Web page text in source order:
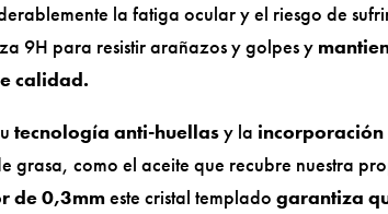
la fatiga ocular y el riesgo de
9H para resistir arañazos y golpes y
calidad.
tecnología anti-huellasy la incorporación
grasa, como el aceite que recubre nuestra
de 0,3mmeste cristal templadogarantiza